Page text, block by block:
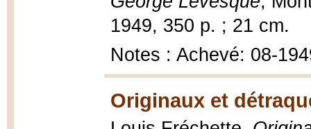
1949, 350 p. ; 21 cm.
Notes : Achevé: 08-
Originaux et